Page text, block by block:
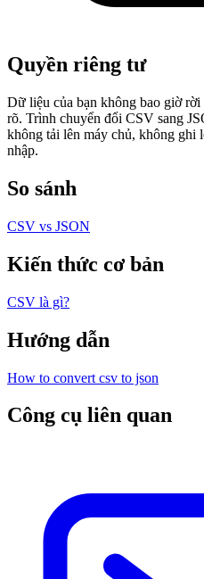
Quyền riêng tư
Dữ liệu của bạn không bao giờ
rõ. Trình chuyển đổi CSV sang
không tải lên máy chủ, không ghi
nhập.
So sánh
CSV vs JSON
Kiến thức cơ bản
CSV là gì?
Hướng dẫn
How to convert csv to json
Công cụ liên quan